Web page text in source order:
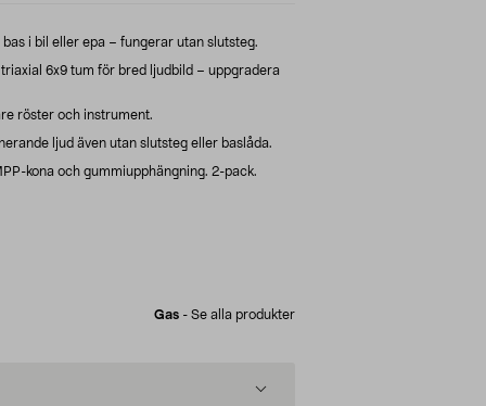
i bil eller epa – fungerar utan slutsteg.
6x9 tum för bred ljudbild – uppgradera
röster och instrument.
ljud även utan slutsteg eller baslåda.
kona och gummiupphängning. 2-pack.
Gas - Se alla produkter